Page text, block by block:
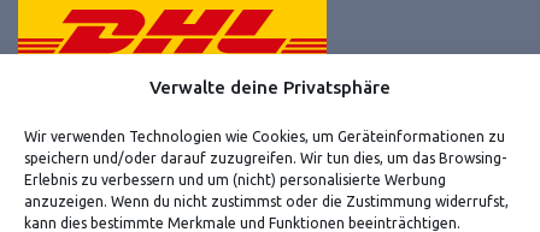
Verwalte deine Privatsphäre
Wir verwenden Technologien wie Cookies, um Geräteinformationen zu
speichern und/oder darauf zuzugreifen. Wir tun dies, um das Browsing-
Erlebnis zu verbessern und um (nicht) personalisierte Werbung
anzuzeigen. Wenn du nicht zustimmst oder die Zustimmung widerrufst,
kann dies bestimmte Merkmale und Funktionen beeinträchtigen.
VERSANDKOSTENHINWEIS: